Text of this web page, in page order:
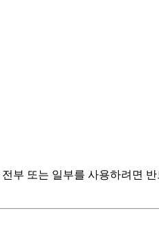
부 또는 일부를 사용하려면